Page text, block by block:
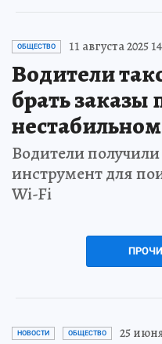
ОБЩЕСТВО 11 августа 2025
Водители
брать заказы
Водители
инструмент для
Wi-Fi
НОВОСТИ ОБЩЕСТВО 25